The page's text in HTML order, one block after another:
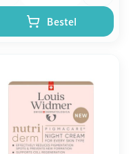
Bestel